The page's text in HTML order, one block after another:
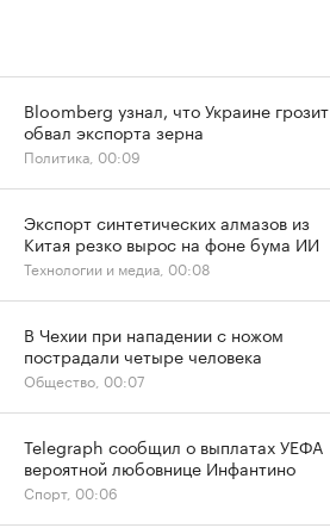
Bloomberg узнал, что Украине грозит
обвал экспорта зерна
Политика, 00:09
Экспорт синтетических алмазов из
Китая резко вырос на фоне бума ИИ
Технологии и медиа, 00:08
В Чехии при нападении с ножом
пострадали четыре человека
Общество, 00:07
Telegraph сообщил о выплатах УЕФА
вероятной любовнице Инфантино
Спорт, 00:06